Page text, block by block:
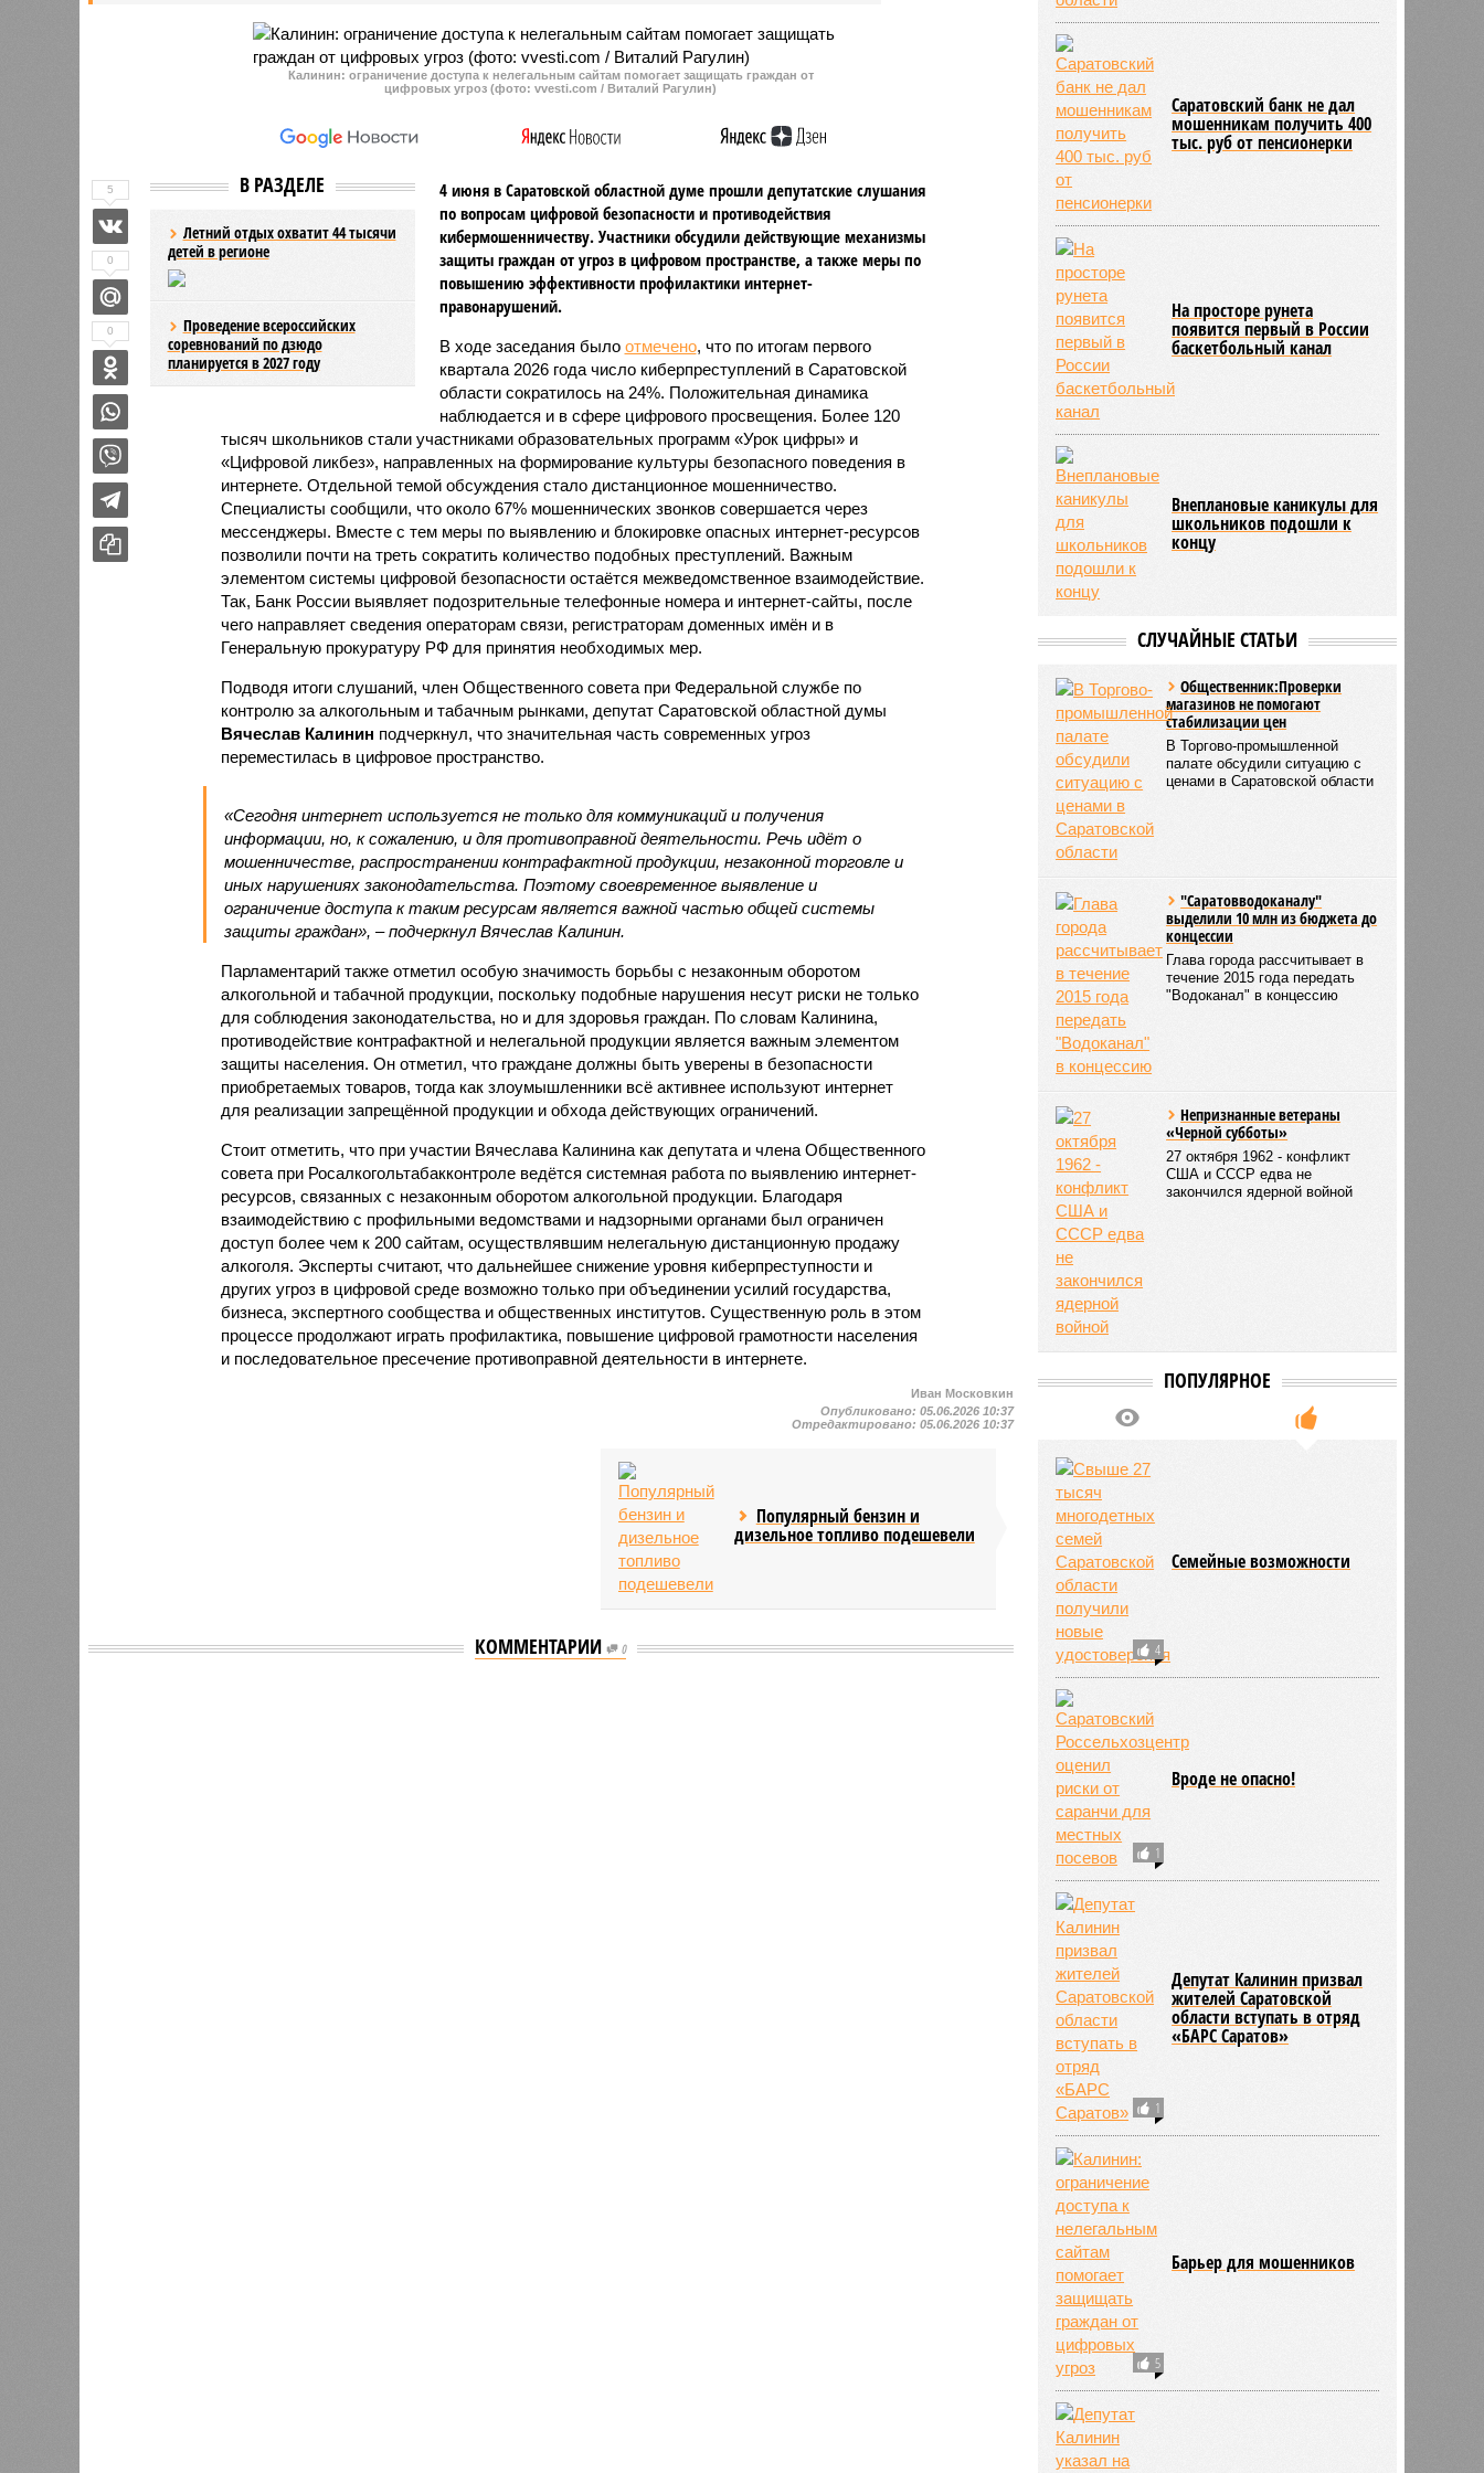
Калинин: ограничение доступа к нелегальным сайтам помогает защищать граждан от
цифровых угроз (фото: vvesti.com / Виталий Рагулин)
В РАЗДЕЛЕ
Летний отдых охватит 44 тысячи
детей в регионе
Проведение всероссийских
соревнований по дзюдо
планируется в 2027 году
4 июня в Саратовской областной думе прошли депутатские слушания
по вопросам цифровой безопасности и противодействия
кибермошенничеству. Участники обсудили действующие механизмы
защиты граждан от угроз в цифровом пространстве, а также меры по
повышению эффективности профилактики интернет-
правонарушений.
В ходе заседания было отмечено, что по итогам первого
квартала 2026 года число киберпреступлений в Саратовской
области сократилось на 24%. Положительная динамика
наблюдается и в сфере цифрового просвещения. Более 120
тысяч школьников стали участниками образовательных программ «Урок цифры» и
«Цифровой ликбез», направленных на формирование культуры безопасного поведения в
интернете. Отдельной темой обсуждения стало дистанционное мошенничество.
Специалисты сообщили, что около 67% мошеннических звонков совершается через
мессенджеры. Вместе с тем меры по выявлению и блокировке опасных интернет-ресурсов
позволили почти на треть сократить количество подобных преступлений. Важным
элементом системы цифровой безопасности остаётся межведомственное взаимодействие.
Так, Банк России выявляет подозрительные телефонные номера и интернет-сайты, после
чего направляет сведения операторам связи, регистраторам доменных имён и в
Генеральную прокуратуру РФ для принятия необходимых мер.
Подводя итоги слушаний, член Общественного совета при Федеральной службе по
контролю за алкогольным и табачным рынками, депутат Саратовской областной думы
Вячеслав Калинин подчеркнул, что значительная часть современных угроз
переместилась в цифровое пространство.
«Сегодня интернет используется не только для коммуникаций и получения
информации, но, к сожалению, и для противоправной деятельности. Речь идёт о
мошенничестве, распространении контрафактной продукции, незаконной торговле и
иных нарушениях законодательства. Поэтому своевременное выявление и
ограничение доступа к таким ресурсам является важной частью общей системы
защиты граждан», – подчеркнул Вячеслав Калинин.
Парламентарий также отметил особую значимость борьбы с незаконным оборотом
алкогольной и табачной продукции, поскольку подобные нарушения несут риски не только
для соблюдения законодательства, но и для здоровья граждан. По словам Калинина,
противодействие контрафактной и нелегальной продукции является важным элементом
защиты населения. Он отметил, что граждане должны быть уверены в безопасности
приобретаемых товаров, тогда как злоумышленники всё активнее используют интернет
для реализации запрещённой продукции и обхода действующих ограничений.
Стоит отметить, что при участии Вячеслава Калинина как депутата и члена Общественного
совета при Росалкогольтабакконтроле ведётся системная работа по выявлению интернет-
ресурсов, связанных с незаконным оборотом алкогольной продукции. Благодаря
взаимодействию с профильными ведомствами и надзорными органами был ограничен
доступ более чем к 200 сайтам, осуществлявшим нелегальную дистанционную продажу
алкоголя. Эксперты считают, что дальнейшее снижение уровня киберпреступности и
других угроз в цифровой среде возможно только при объединении усилий государства,
бизнеса, экспертного сообщества и общественных институтов. Существенную роль в этом
процессе продолжают играть профилактика, повышение цифровой грамотности населения
и последовательное пресечение противоправной деятельности в интернете.
5
0
0
Иван Московкин
Опубликовано:05.06.2026 10:37
Отредактировано:05.06.2026 10:37
Популярный бензин и
дизельное топливо подешевели
КОММЕНТАРИИ 0
Саратовский банк не дал
мошенникам получить 400
тыс. руб от пенсионерки
На просторе рунета
появится первый в России
баскетбольный канал
Внеплановые каникулы для
школьников подошли к
концу
СЛУЧАЙНЫЕ СТАТЬИ
Общественник:Проверки
магазинов не помогают
стабилизации цен
В Торгово-промышленной
палате обсудили ситуацию с
ценами в Саратовской области
"Саратовводоканалу"
выделили 10 млн из бюджета до
концессии
Глава города рассчитывает в
течение 2015 года передать
"Водоканал" в концессию
Непризнанные ветераны
«Черной субботы»
27 октября 1962 - конфликт
США и СССР едва не
закончился ядерной войной
ПОПУЛЯРНОЕ
4
Семейные возможности
1
Вроде не опасно!
1
Депутат Калинин призвал
жителей Саратовской
области вступать в отряд
«БАРС Саратов»
5
Барьер для мошенников